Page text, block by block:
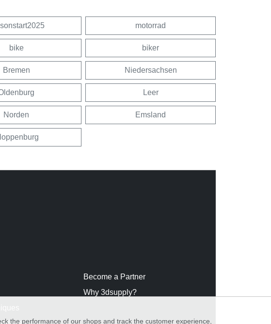
motorrad
bike biker
Bremen Niedersachsen
Leer
Norden Emsland
Become a Partner
Why 3dsupply?
the performance of our shops and track the customer experience,